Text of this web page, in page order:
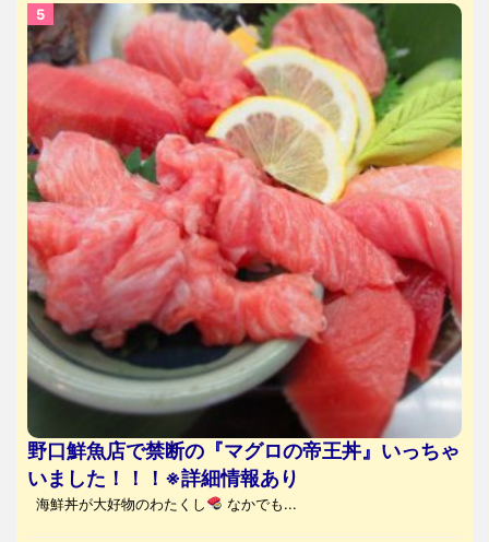
野口鮮魚店で禁断の『マグロの帝王丼』いっちゃ
いました！！！※詳細情報あり
海鮮丼が大好物のわたくし なかでも...